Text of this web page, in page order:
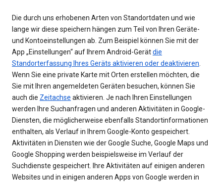
Die durch uns erhobenen Arten von Standortdaten und wie
lange wir diese speichern hängen zum Teil von Ihren Geräte-
und Kontoeinstellungen ab. Zum Beispiel können Sie mit der
App „Einstellungen“ auf Ihrem Android-Gerätdie
Standorterfassung Ihres Geräts aktivieren oder deaktivieren
Wenn Sie eine private Karte mit Orten erstellen möchten, die
Sie mit Ihren angemeldeten Geräten besuchen, können Sie
auch die Zeitachse aktivieren. Je nach Ihren Einstellungen
werden Ihre Suchanfragen und anderen Aktivitäten in Google-
Diensten, die möglicherweise ebenfalls Standortinformationen
enthalten, als Verlauf in Ihrem Google-Konto gespeichert.
Aktivitäten in Diensten wie der Google Suche, Google Maps und
Google Shopping werden beispielsweise im Verlauf der
Suchdienste gespeichert. Ihre Aktivitäten auf einigen anderen
Websites und in einigen anderen Apps von Google werden in